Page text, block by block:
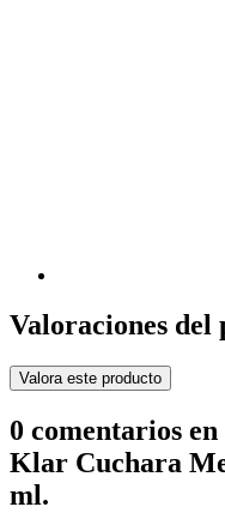
Valoraciones del
Valora este producto
0 comentarios
Klar Cuchara
ml.